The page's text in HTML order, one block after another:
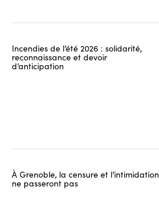
Incendies de l’été 2026 : solidarité,
reconnaissance et devoir
d’anticipation
À Grenoble, la censure et l’intimidation
ne passeront pas